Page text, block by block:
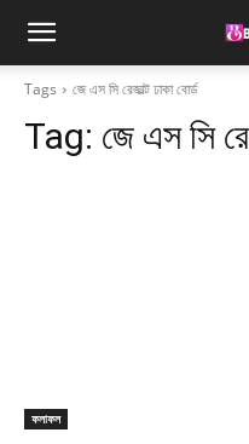
Tags জে এস সি রেজাল্ট ঢাকা বোর্ড
Tag: জে এস সি
ফলাফল